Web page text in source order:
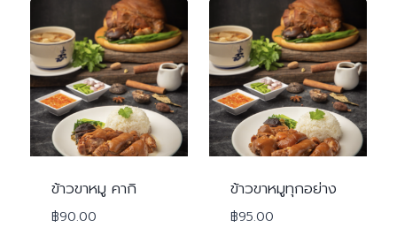
ข้าวขาหมู คากิ
฿90.00
ข้าวขาหมูทุกอย่าง
฿95.00